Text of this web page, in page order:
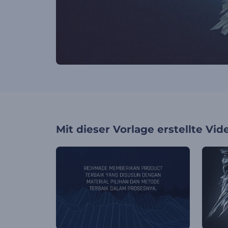
Mit dieser Vorlage erstellte